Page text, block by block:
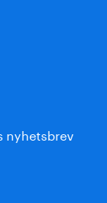
nyhetsbrev